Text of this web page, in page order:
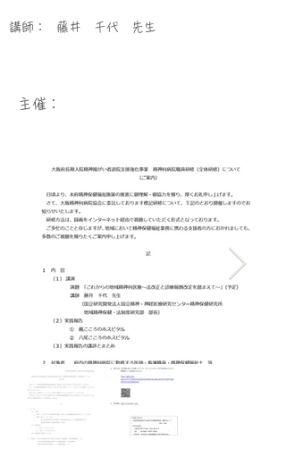
講師： 藤井 千代 先生
​主催：